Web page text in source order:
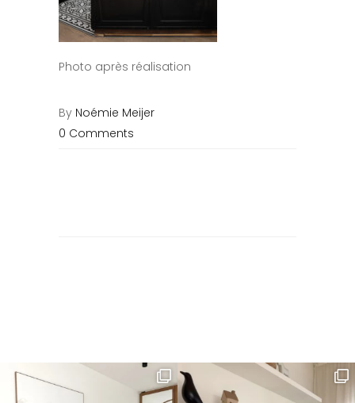
Photo après réalisation
By Noémie Meijer
0 Comments